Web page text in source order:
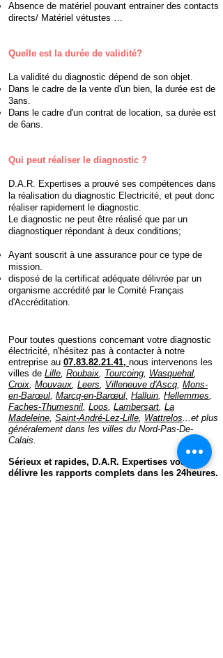
Absence de matériel pouvant entrainer des contacts
directs/ Matériel vétustes …
Quelle est la durée de validité? ​
La validité du diagnostic dépend de son objet.
Dans le cadre de la vente d'un bien, la durée est de
3ans.
Dans le cadre d'un contrat de location, sa durée est
de 6ans.
Qui peut réaliser le diagnostic ?
D.A.R. Expertises a prouvé ses compétences dans
la réalisation du diagnostic Electricité, et peut donc
réaliser rapidement le diagnostic.
Le diagnostic ne peut être réalisé que par un
diagnostiquer répondant à deux conditions;
Ayant souscrit à une assurance pour ce type de
mission.
disposé de la certificat adéquate délivrée par un
organisme accrédité par le Comité Français
d'Accréditation.
Pour toutes questions concernant votre diagnostic
électricité, n'hésitez pas à contacter à notre
entreprise au 07.83.82.21.41, nous intervenons les
villes de Lille, Roubaix, Tourcoing, Wasquehal,
Croix, Mouvaux, Leers, Villeneuve d'Ascq, Mons-
en-Barœul, Marcq-en-Barœul, Halluin, Hellemmes,
Faches-Thumesnil, Loos, Lambersart, La
Madeleine, Saint-André-Lez-Lille, Wattrelos...et plus
généralement dans les villes du Nord-Pas-De-
Calais.
Sérieux et rapides, D.A.R. Expertises vous
délivre les rapports complets dans les 24heures.